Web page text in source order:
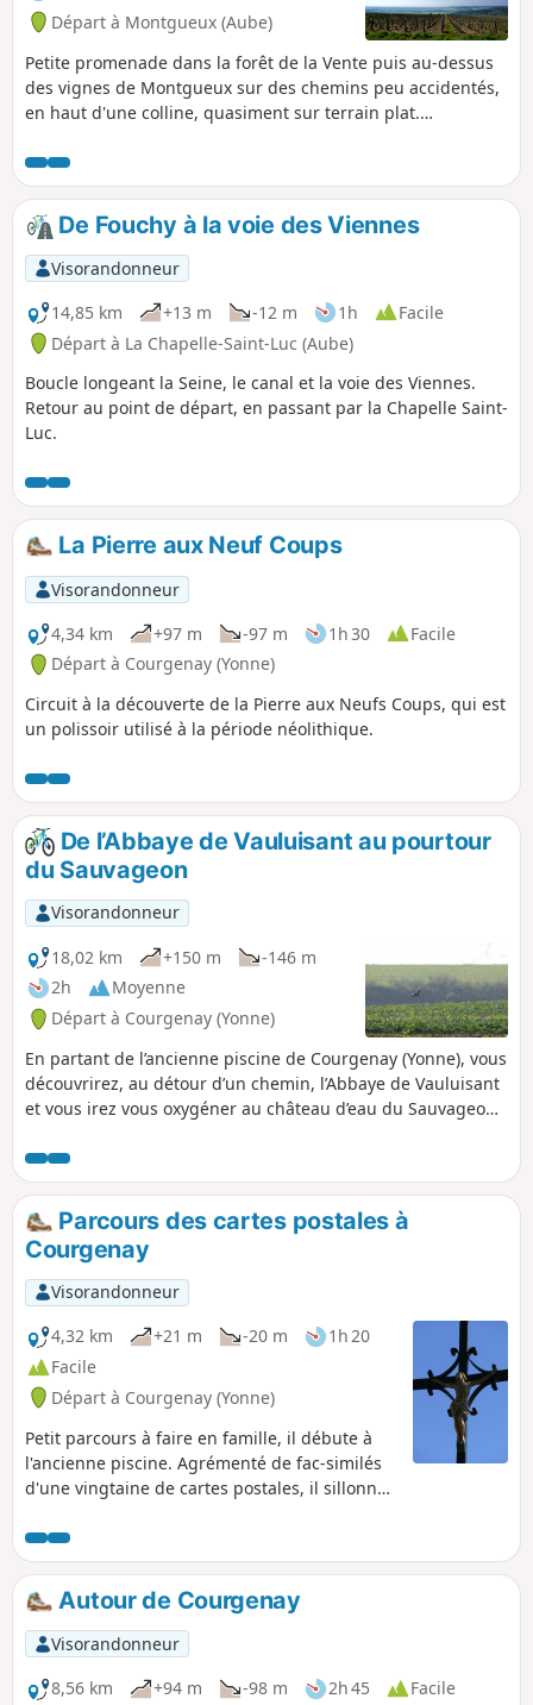
Départ à Montgueux (Aube)
Petite promenade dans la forêt de la Vente puis au-dessus
des vignes de Montgueux sur des chemins peu accidentés,
en haut d'une colline, quasiment sur terrain plat.
De Fouchy à la voie des Viennes
Visorandonneur
14,85 km
+13 m -12 m 1h
Facile
Départ à La Chapelle-Saint-Luc (Aube)
Boucle longeant la Seine, le canal et la voie des Viennes.
Retour au point de départ, en passant par la Chapelle Saint-
Luc.
La Pierre aux Neuf Coups
Visorandonneur
4,34 km
+97 m -97 m 1h 30
Facile
Départ à Courgenay (Yonne)
Circuit à la découverte de la Pierre aux Neufs Coups, qui est
un polissoir utilisé à la période néolithique.
De l’Abbaye de Vauluisant au pourtour
du Sauvageon
Visorandonneur
18,02 km
+150 m
-146 m
2h
Moyenne
Départ à Courgenay (Yonne)
En partant de l’ancienne piscine de Courgenay (Yonne), vous
découvrirez, au détour d’un chemin, l’Abbaye de Vauluisant
et vous irez vous oxygéner au château d’eau du Sauvageon.
la chance de croiser un animal dans son milieu naturel. Le
retour se déroule sur l'arrière du village à proximité de
l'ancien poste de police rénové. Cet abri accueillait pour la
nuit sous le contrôle du garde-champêtre certains
vagabonds enivrés.
Parcours des cartes postales à
Courgenay
Visorandonneur
4,32 km
+21 m -20 m
1h 20
Facile
Départ à Courgenay (Yonne)
Petit parcours à faire en famille, il débute à
l'ancienne piscine. Agrémenté de fac-similés
d'une vingtaine de cartes postales, il sillonne
reflètent la vie rurale d’antan.
Autour de Courgenay
Visorandonneur
8,56 km
+94 m -98 m 2h 45
Facile